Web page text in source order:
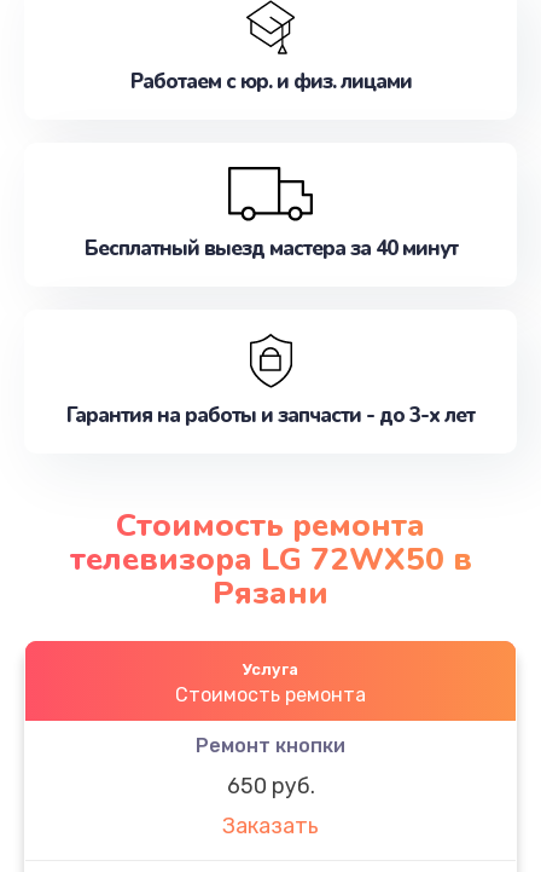
Работаем с юр. и физ. лицами
Бесплатный выезд мастера за 40 минут
Гарантия на работы и запчасти - до 3-х лет
Стоимость ремонта
телевизора LG 72WX50 в
Рязани
Услуга
Стоимость ремонта
Ремонт кнопки
650 руб.
Заказать